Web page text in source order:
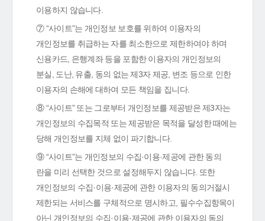
이용하지 않습니다.
⑦ “사이트”는 개인정보 보호를 위하여 이용자의
개인정보를 취급하는 자를 최소한으로 제한하여야 하며
신용카드, 은행계좌 등을 포함한 이용자의 개인정보의
분실, 도난, 유출, 동의 없는 제3자 제공, 변조 등으로 인한
이용자의 손해에 대하여 모든 책임을 집니다.
⑧ “사이트” 또는 그로부터 개인정보를 제공받은 제3자는
개인정보의 수집목적 또는 제공받은 목적을 달성한 때에는
당해 개인정보를 지체 없이 파기합니다.
⑨ “사이트”는 개인정보의 수집·이용·제공에 관한 동의
란을 미리 선택한 것으로 설정해두지 않습니다. 또한
개인정보의 수집·이용·제공에 관한 이용자의 동의거절시
제한되는 서비스를 구체적으로 명시하고, 필수수집항목이
아닌 개인정보의 수집·이용·제공에 관한 이용자의 동의